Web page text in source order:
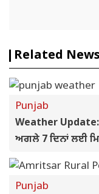
Related News
Punjab
Weather Update:
ਅਗਲੇ 7 ਦਿਨਾਂ ਲਈ
Punjab